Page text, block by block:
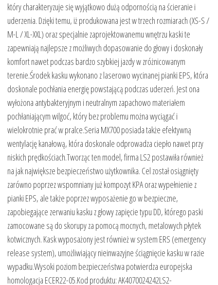
który charakteryzuje się wyjątkowo dużą odpornością na ścieranie i
uderzenia. Dzięki temu, iż produkowana jest w trzech rozmiarach (XS-S /
M-L / XL-XXL) oraz specjalnie zaprojektowanemu wnętrzu kaski te
zapewniają najlepsze z możliwych dopasowanie do głowy i doskonały
komfort nawet podczas bardzo szybkiej jazdy w zróżnicowanym
terenie.Środek kasku wykonano z laserowo wycinanej pianki EPS, która
doskonale pochłania energię powstającą podczas uderzeń. Jest ona
wyłożona antybakteryjnym i neutralnym zapachowo materiałem
pochłaniającym wilgoć, który bez problemu można wyciągać i
wielokrotnie prać w pralce.Seria MX700 posiada także efektywną
wentylację kanałową, która doskonale odprowadza ciepło nawet przy
niskich prędkościach.Tworząc ten model, firma LS2 postawiła również
na jak największe bezpieczeństwo użytkownika. Cel został osiągnięty
zarówno poprzez wspomniany już kompozyt KPA oraz wypełnienie z
pianki EPS, ale także poprzez wyposażenie go w bezpieczne,
zapobiegające zerwaniu kasku z głowy zapięcie typu DD, którego paski
zamocowane są do skorupy za pomocą mocnych, metalowych płytek
kotwicznych. Kask wyposażony jest również w system ERS (emergency
release system), umożliwiający nieinwazyjne ściągnięcie kasku w razie
wypadku.Wysoki poziom bezpieczeństwa potwierdza europejska
homologacja ECER22-05.Kod produktu: AK4070024242LS2-